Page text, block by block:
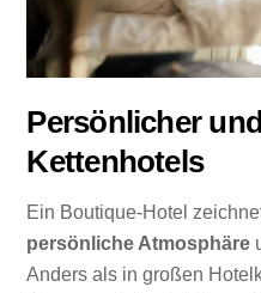
Persönlicher
Kettenhotels
Ein Boutique-Hotel
persönliche Atmosphäre
Anders als in großen